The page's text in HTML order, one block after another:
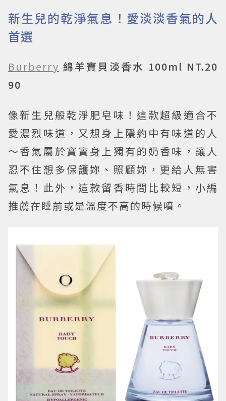
新生兒的乾淨氣息！愛淡淡香氣的人
首選
Burberry 綿羊寶貝淡香水 100ml NT.20
90
像新生兒般乾淨肥皂味！這款超級適合不
愛濃烈味道，又想身上隱約中有味道的人
～香氣屬於寶寶身上獨有的奶香味，讓人
忍不住想多保護妳、照顧妳，更給人無害
氣息！此外，這款留香時間比較短，小編
推薦在睡前或是溫度不高的時候噴。